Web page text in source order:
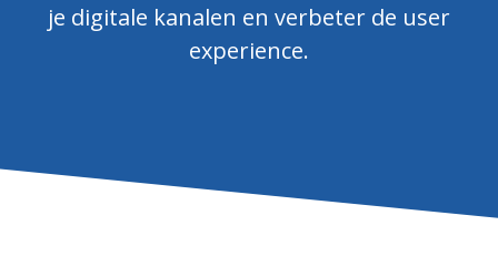
je digitale kanalen en verbeter de user
experience.